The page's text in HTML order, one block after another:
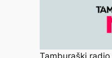
Tamburaški radio